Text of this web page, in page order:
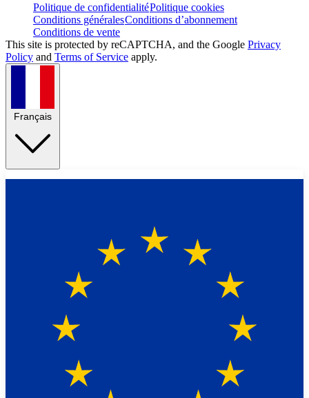
Politique de confidentialitéPolitique cookies
Conditions généralesConditions d’abonnement
Conditions de vente
This site is protected by reCAPTCHA, and the Google Privacy
Policy and Terms of Service apply.
Français